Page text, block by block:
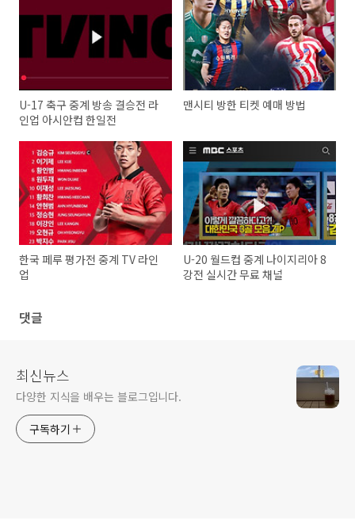
U-17 축구 중계 방송 결승전 라
인업 아시안컵 한일전
맨시티 방한 티켓 예매 방법
한국 페루 평가전 중계 TV 라인
업
U-20 월드컵 중계 나이지리아 8
강전 실시간 무료 채널
댓글
최신뉴스
다양한 지식을 배우는 블로그입니다.
구독하기